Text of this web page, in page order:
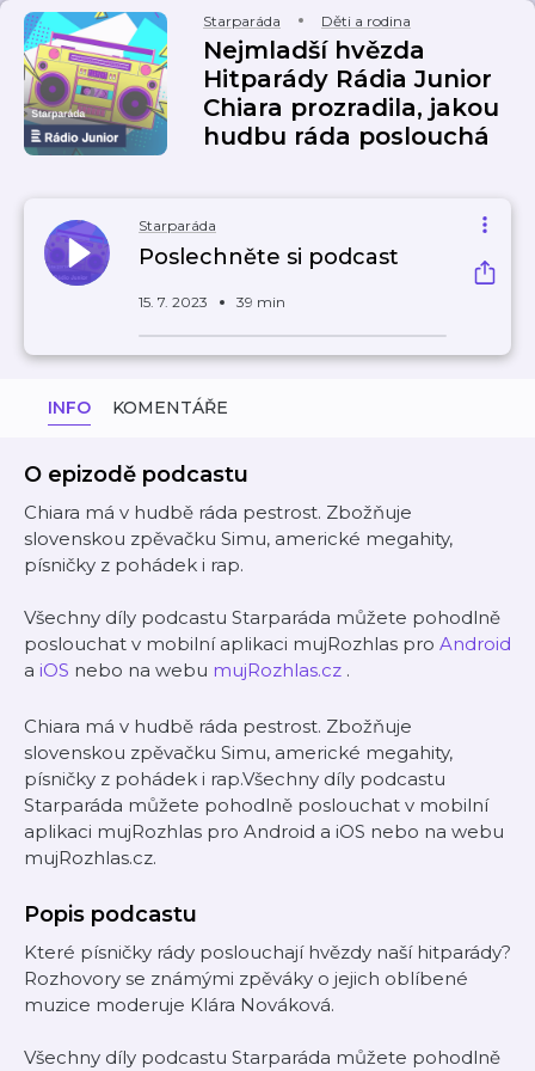
Starparáda Děti a rodina
Nejmladší hvězda
Hitparády Rádia Junior
Chiara prozradila, jakou
hudbu ráda poslouchá
Starparáda
Poslechněte si podcast
15. 7. 2023 39 min
INFO KOMENTÁŘE
O epizodě podcastu
Chiara má v hudbě ráda pestrost. Zbožňuje
slovenskou zpěvačku Simu, americké megahity,
písničky z pohádek i rap.
Všechny díly podcastu Starparáda můžete pohodlně
poslouchat v mobilní aplikaci mujRozhlas pro Android
a iOS nebo na webu mujRozhlas.cz .
Chiara má v hudbě ráda pestrost. Zbožňuje
slovenskou zpěvačku Simu, americké megahity,
písničky z pohádek i rap.Všechny díly podcastu
Starparáda můžete pohodlně poslouchat v mobilní
aplikaci mujRozhlas pro Android a iOS nebo na webu
mujRozhlas.cz.
Popis podcastu
Které písničky rády poslouchají hvězdy naší hitparády?
Rozhovory se známými zpěváky o jejich oblíbené
muzice moderuje Klára Nováková.
Všechny díly podcastu Starparáda můžete pohodlně